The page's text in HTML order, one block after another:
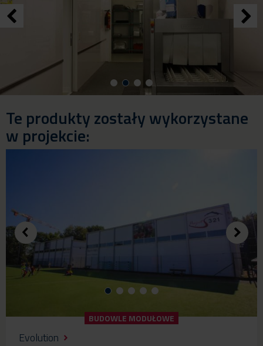
Te produkty zostały wykorzystane
w projekcie:
BUDOWLE MODUŁOWE
Evolution